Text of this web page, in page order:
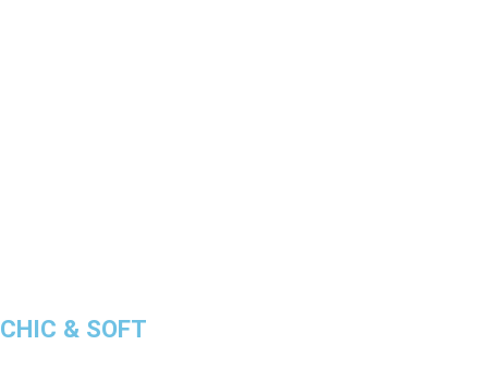
CHIC & SOFT